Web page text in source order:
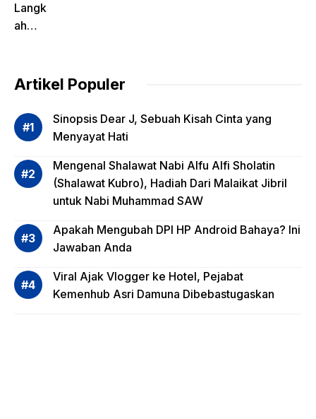
Langk
ah
dalam
si
Risiko
asi
Reksa
Saja?
Artikel Populer
Sinopsis Dear J, Sebuah Kisah Cinta yang
Menyayat Hati
Mengenal Shalawat Nabi Alfu Alfi Sholatin
(Shalawat Kubro), Hadiah Dari Malaikat Jibril
untuk Nabi Muhammad SAW
Apakah Mengubah DPI HP Android Bahaya? Ini
Jawaban Anda
Viral Ajak Vlogger ke Hotel, Pejabat
Kemenhub Asri Damuna Dibebastugaskan